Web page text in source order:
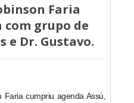
Faria
grupo de
e Dr. Gustavo.
cumpriu agenda Assú,